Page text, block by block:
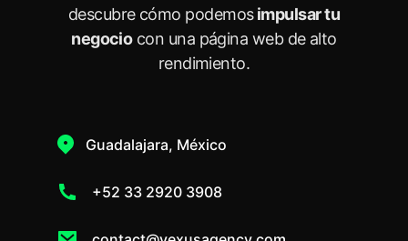
descubre cómo podemosimpulsar tu
negociocon una página web de alto
rendimiento.
Guadalajara, México
+52 33 2920 3908